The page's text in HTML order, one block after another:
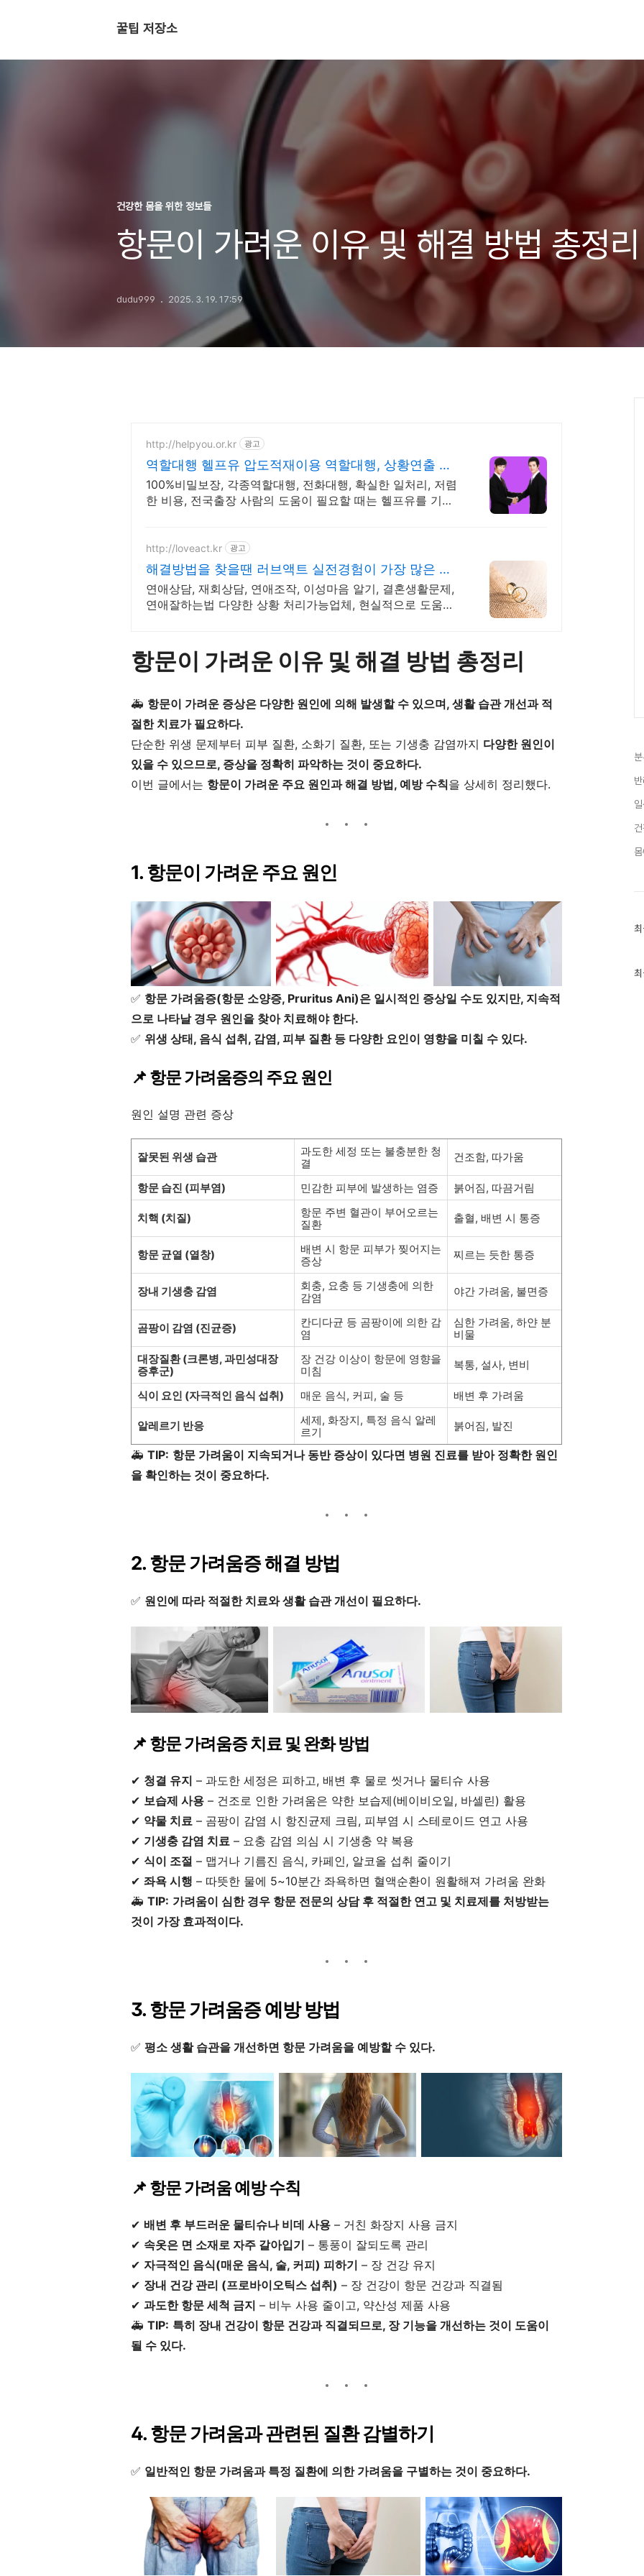
꿀팁 저장소
건강한 몸을 위한 정보들
항문이 가려운 이유 및 해결 방법 총정리
dudu999 2025. 3. 19. 17:59
http://helpyou.or.kr 광고
역할대행 헬프유 압도적재이용 역할대행, 상황연출 전
문업체
100%비밀보장, 각종역할대행, 전화대행, 확실한 일처리, 저렴
한 비용, 전국출장 사람의 도움이 필요할 때는 헬프유를 기억
http://loveact.kr 광고
해결방법을 찾을땐 러브액트 실전경험이 가장 많은 업
체
연애상담, 재회상담, 연애조작, 이성마음 알기, 결혼생활문제,
연애잘하는법 다양한 상황 처리가능업체, 현실적으로 도움이
항문이 가려운 이유 및 해결 방법 총정리
🚑 항문이 가려운 증상은 다양한 원인에 의해 발생할 수 있으며, 생활 습관 개선과 적
절한 치료가 필요하다.
단순한 위생 문제부터 피부 질환, 소화기 질환, 또는 기생충 감염까지 다양한 원인이
있을 수 있으므로, 증상을 정확히 파악하는 것이 중요하다.
이번 글에서는 항문이 가려운 주요 원인과 해결 방법, 예방 수칙을 상세히 정리했다.
1. 항문이 가려운 주요 원인
✅ 항문 가려움증(항문 소양증, Pruritus Ani)은 일시적인 증상일 수도 있지만, 지속적
으로 나타날 경우 원인을 찾아 치료해야 한다.
✅ 위생 상태, 음식 섭취, 감염, 피부 질환 등 다양한 요인이 영향을 미칠 수 있다.
📌 항문 가려움증의 주요 원인
원인 설명 관련 증상
잘못된 위생 습관
과도한 세정 또는 불충분한 청
결
건조함, 따가움
항문 습진 (피부염) 민감한 피부에 발생하는 염증 붉어짐, 따끔거림
치핵 (치질)
항문 주변 혈관이 부어오르는
질환
출혈, 배변 시 통증
항문 균열 (열창)
배변 시 항문 피부가 찢어지는
증상
찌르는 듯한 통증
장내 기생충 감염
회충, 요충 등 기생충에 의한
감염
야간 가려움, 불면증
곰팡이 감염 (진균증)
칸디다균 등 곰팡이에 의한 감
염
심한 가려움, 하얀 분
비물
대장질환 (크론병, 과민성대장
증후군)
장 건강 이상이 항문에 영향을
미침
복통, 설사, 변비
식이 요인 (자극적인 음식 섭취) 매운 음식, 커피, 술 등 배변 후 가려움
알레르기 반응
세제, 화장지, 특정 음식 알레
르기
붉어짐, 발진
🚑 TIP: 항문 가려움이 지속되거나 동반 증상이 있다면 병원 진료를 받아 정확한 원인
을 확인하는 것이 중요하다.
2. 항문 가려움증 해결 방법
✅ 원인에 따라 적절한 치료와 생활 습관 개선이 필요하다.
📌 항문 가려움증 치료 및 완화 방법
✔ 청결 유지 – 과도한 세정은 피하고, 배변 후 물로 씻거나 물티슈 사용
✔ 보습제 사용 – 건조로 인한 가려움은 약한 보습제(베이비오일, 바셀린) 활용
✔ 약물 치료 – 곰팡이 감염 시 항진균제 크림, 피부염 시 스테로이드 연고 사용
✔ 기생충 감염 치료 – 요충 감염 의심 시 기생충 약 복용
✔ 식이 조절 – 맵거나 기름진 음식, 카페인, 알코올 섭취 줄이기
✔ 좌욕 시행 – 따뜻한 물에 5~10분간 좌욕하면 혈액순환이 원활해져 가려움 완화
🚑 TIP: 가려움이 심한 경우 항문 전문의 상담 후 적절한 연고 및 치료제를 처방받는
것이 가장 효과적이다.
3. 항문 가려움증 예방 방법
✅ 평소 생활 습관을 개선하면 항문 가려움을 예방할 수 있다.
📌 항문 가려움 예방 수칙
✔ 배변 후 부드러운 물티슈나 비데 사용 – 거친 화장지 사용 금지
✔ 속옷은 면 소재로 자주 갈아입기 – 통풍이 잘되도록 관리
✔ 자극적인 음식(매운 음식, 술, 커피) 피하기 – 장 건강 유지
✔ 장내 건강 관리 (프로바이오틱스 섭취) – 장 건강이 항문 건강과 직결됨
✔ 과도한 항문 세척 금지 – 비누 사용 줄이고, 약산성 제품 사용
🚑 TIP: 특히 장내 건강이 항문 건강과 직결되므로, 장 기능을 개선하는 것이 도움이
될 수 있다.
4. 항문 가려움과 관련된 질환 감별하기
✅ 일반적인 항문 가려움과 특정 질환에 의한 가려움을 구별하는 것이 중요하다.
최
인